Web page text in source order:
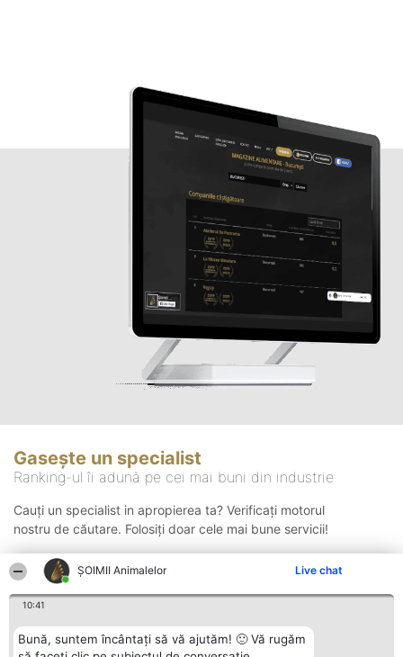
ŞOIMII Animalelor Live chat
10:41
Bună, suntem încântați să vă ajutăm! 🙂 Vă rugăm
Gasește un specialist
Ranking-ul îi adună pe cei mai buni din industrie
Cauți un specialist in apropierea ta? Verificați motorul
nostru de căutare. Folosiți doar cele mai bune servicii!